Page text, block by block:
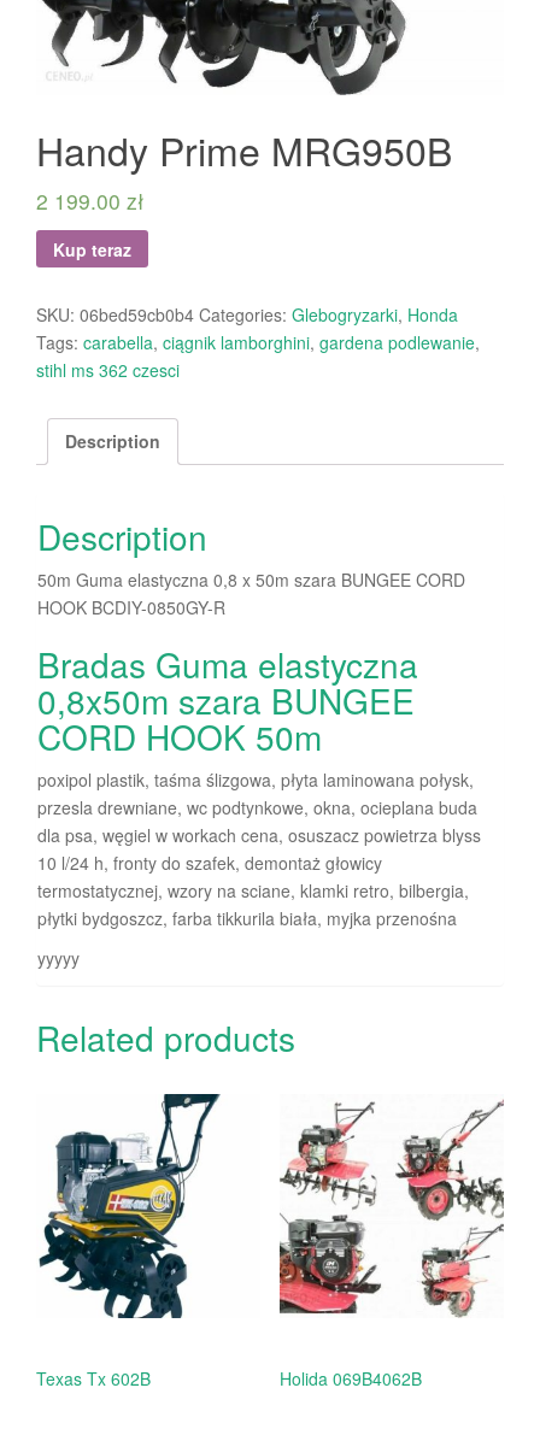
Handy Prime MRG950B
2 199.00 zł
Kup teraz
SKU: 06bed59cb0b4 Categories: Glebogryzarki, Honda
Tags: carabella, ciągnik lamborghini, gardena podlewanie,
stihl ms 362 czesci
Description
Description
50m Guma elastyczna 0,8 x 50m szara BUNGEE CORD
HOOK BCDIY-0850GY-R
Bradas Guma elastyczna
0,8x50m szara BUNGEE
CORD HOOK 50m
poxipol plastik, taśma ślizgowa, płyta laminowana połysk,
przesla drewniane, wc podtynkowe, okna, ocieplana buda
dla psa, węgiel w workach cena, osuszacz powietrza blyss
10 l/24 h, fronty do szafek, demontaż głowicy
termostatycznej, wzory na sciane, klamki retro, bilbergia,
płytki bydgoszcz, farba tikkurila biała, myjka przenośna
yyyyy
Related products
Texas Tx 602B Holida 069B4062B